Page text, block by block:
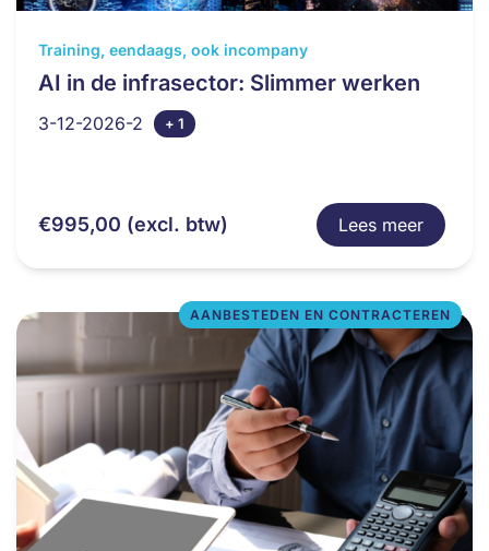
Training, eendaags, ook incompany
AI in de infrasector: Slimmer werken
3-12-2026-2 + 1
€995,00 (excl. btw) Lees meer
Dit
product
meerdere
kan
op
productpagina
AANBESTEDEN EN CONTRACTEREN